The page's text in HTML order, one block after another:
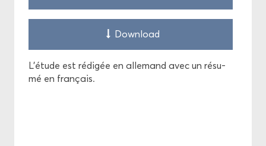
Down­load
L'étude est ré­di­gée en al­le­mand avec un ré­su­
mé en fran­çais.